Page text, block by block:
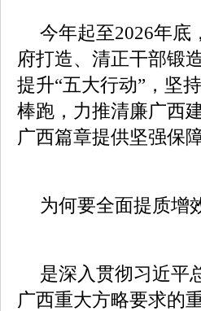
今年起至2026年底
府打造、清正干部锻
提升“五大行动”，坚
棒跑，力推清廉广西
广西篇章提供坚强保障
为何要全面提质增
是深入贯彻习近平
广西重大方略要求的